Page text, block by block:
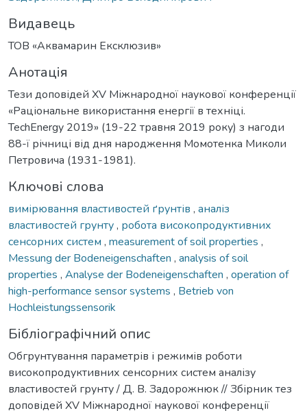
Видавець
ТОВ «Аквамарин Ексклюзив»
Анотація
Тези доповідей XV Міжнародної наукової конференції
«Раціональне використання енергії в техніці.
TechEnergy 2019» (19-22 травня 2019 року) з нагоди
88-ї річниці від дня народження Момотенка Миколи
Петровича (1931-1981).
Ключові слова
вимірювання властивостей ґрунтів , аналіз
властивостей грунту, робота високопродуктивних
сенсорних систем , measurement of soil properties ,
Messung der Bodeneigenschaften , analysis of soil
properties , Analyse der Bodeneigenschaften , operation of
high-performance sensor systems , Betrieb von
Hochleistungssensorik
Бібліографічний опис
Обгрунтування параметрів і режимів роботи
високопродуктивних сенсорних систем аналізу
властивостей грунту / Д. В. Задорожнюк // Збірник тез
доповідей XV Міжнародної наукової конференції